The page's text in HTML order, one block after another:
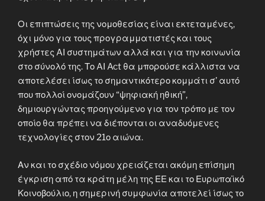
Οι επιπτώσεις της νομοθεσίας είναι εκτεταμένες,
όχι μόνο για τους προγραμματιστές και τους
χρήστες AI συστημάτων αλλά και για την κοινωνία
στο σύνολό της. Το AI Act θα μπορούσε κάλλιστα να
αποτελέσει ίσως το σημαντικότερο κομμάτι σ’ αυτό
που πολλοί ονομάζουν “ψηφιακή ηθική”,
δημιουργώντας προηγούμενο για τον τρόπο με τον
οποίο θα πρέπει να διέπονται οι αναδυόμενες
τεχνολογίες στον 21ο αιώνα.
Αν και το σχέδιο νόμου χρειάζεται ακόμη επίσημη
έγκριση από τα κράτη μέλη της ΕΕ και το Ευρωπαϊκό
Κοινοβούλιο, η σημερινή συμφωνία αποτελεί ίσως το